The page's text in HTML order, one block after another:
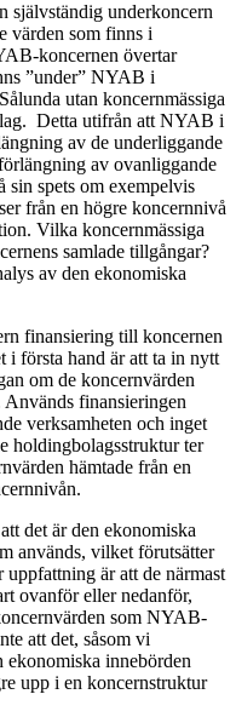
självständig underkoncern
värden som finns i
koncernen övertar
”under” NYAB i
utan koncernmässiga
Detta utifrån att NYAB i
av de underliggande
av ovanliggande
sin spets om exempelvis
från en högre koncernnivå
Vilka koncernmässiga
samlade tillgångar?
av den ekonomiska
finansiering till koncernen
i första hand är att ta in nytt
om de koncernvärden
finansieringen
verksamheten och inget
holdingbolagsstruktur ter
hämtade från en
det är den ekonomiska
används, vilket förutsätter
är att de närmast
ovanför eller nedanför,
som NYAB-
att det, såsom vi
innebörden
upp i en koncernstruktur